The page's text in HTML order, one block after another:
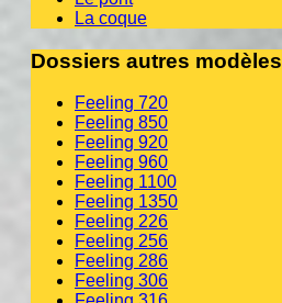
La coque
Dossiers autres modèles
Feeling 720
Feeling 850
Feeling 920
Feeling 960
Feeling 1100
Feeling 1350
Feeling 226
Feeling 256
Feeling 286
Feeling 306